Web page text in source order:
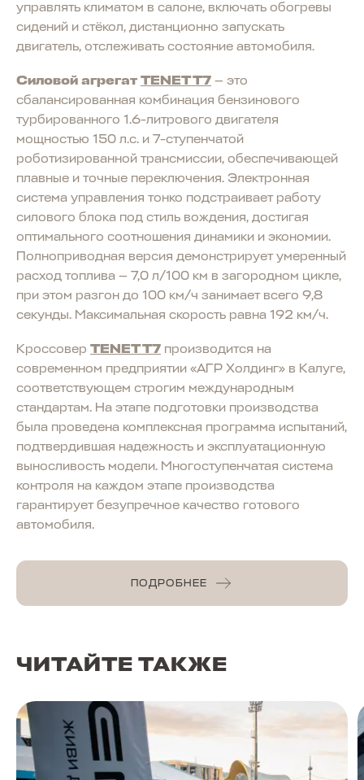
управлять климатом в салоне, включать обогревы
сидений и стёкол, дистанционно запускать
двигатель, отслеживать состояние автомобиля.
Силовой агрегат TENET T7 — это
сбалансированная комбинация бензинового
турбированного 1.6-литрового двигателя
мощностью 150 л.с. и 7-ступенчатой
роботизированной трансмиссии, обеспечивающей
плавные и точные переключения. Электронная
система управления тонко подстраивает работу
силового блока под стиль вождения, достигая
оптимального соотношения динамики и экономии.
Полноприводная версия демонстрирует умеренный
расход топлива — 7,0 л/100 км в загородном цикле,
при этом разгон до 100 км/ч занимает всего 9,8
секунды. Максимальная скорость равна 192 км/ч.
Кроссовер TENET T7 производится на
современном предприятии «АГР Холдинг» в Калуге,
соответствующем строгим международным
стандартам. На этапе подготовки производства
была проведена комплексная программа испытаний,
подтвердившая надежность и эксплуатационную
выносливость модели. Многоступенчатая система
контроля на каждом этапе производства
гарантирует безупречное качество готового
автомобиля.
ПОДРОБНЕЕ
ЧИТАЙТЕ ТАКЖЕ